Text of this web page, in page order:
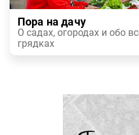
Пора на дачу
О садах, огородах и обо
грядках